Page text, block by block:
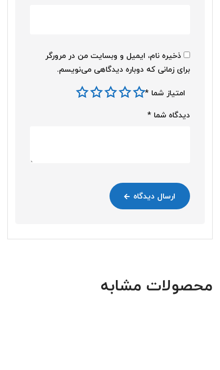
ذخیره نام، ایمیل و وبسایت من در مرورگر
برای زمانی که دوباره دیدگاهی می‌نویسم.
امتیاز شما *
دیدگاه شما *
ارسال دیدگاه
محصولات مشابه